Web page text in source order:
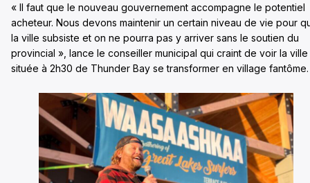
« Il faut que le nouveau gouvernement accompagne le potentiel
acheteur. Nous devons maintenir un certain niveau de vie pour
la ville subsiste et on ne pourra pas y arriver sans le soutien du
provincial », lance le conseiller municipal qui craint de voir la ville
située à 2h30 de Thunder Bay se transformer en village fantôme.